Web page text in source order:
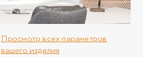
Просмотр всех параметров
вашего изделия